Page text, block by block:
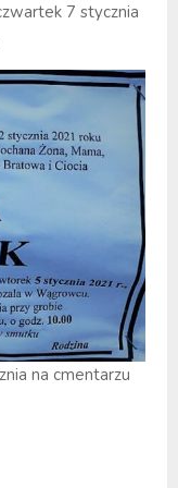
7 stycznia
na cmentarzu